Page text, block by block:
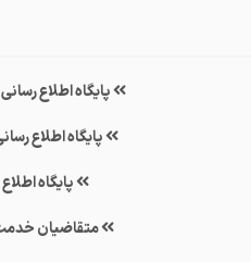
پایگاه اطلاع
پایگاه اطلاع
پایگاه
متقاضیان